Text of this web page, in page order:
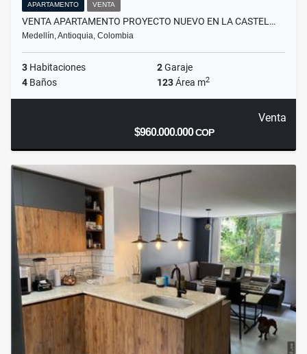
APARTAMENTO VENTA
VENTA APARTAMENTO PROYECTO NUEVO EN LA CASTEL…
Medellín, Antioquia, Colombia
3 Habitaciones 2Garaje
4 Baños 123Área m2
Venta
$960.000.000COP